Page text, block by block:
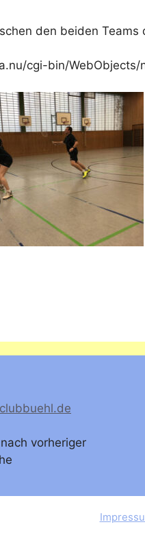
den beiden
cgi-bin/WebObjects/
vorheriger